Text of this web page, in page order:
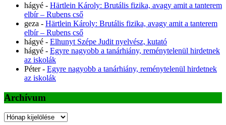
hágyé - Härtlein Károly: Brutális fizika, avagy amit a tanterem
elbír – Rubens cső
geza - Härtlein Károly: Brutális fizika, avagy amit a tanterem
elbír – Rubens cső
hágyé - Elhunyt Szépe Judit nyelvész, kutató
hágyé - Egyre nagyobb a tanárhiány, reménytelenül hirdetnek
az iskolák
Péter- Egyre nagyobb a tanárhiány, reménytelenül hirdetnek
az iskolák
Archívum
Archívum